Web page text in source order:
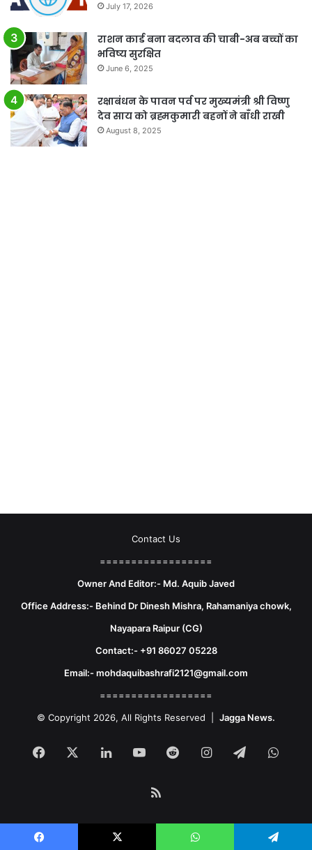
July 17, 2026
राशन कार्ड बना बदलाव की चाबी-अब बच्चों का
भविष्य सुरक्षित
June 6, 2025
रक्षाबंधन के पावन पर्व पर मुख्यमंत्री श्री विष्णु
देव साय को ब्रह्मकुमारी बहनों ने बाँधी राखी
August 8, 2025
Contact Us
==================
Owner And Editor:- Md. Aquib Javed
Office Address:- Behind Dr Dinesh Mishra, Rahamaniya chowk,
Nayapara Raipur (CG)
Contact:- +91 86027 05228
Email:- mohdaquibashrafi2121@gmail.com
==================
© Copyright 2026, All Rights Reserved | Jagga News.
Facebook LinkedInYouTubeRedditInstagram
Telegram
RSS